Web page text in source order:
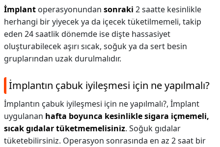
İmplant operasyonundan sonraki 2 saatte kesinlikle
herhangi bir yiyecek ya da içecek tüketilmemeli, takip
eden 24 saatlik dönemde ise dişte hassasiyet
oluşturabilecek aşırı sıcak, soğuk ya da sert besin
gruplarından uzak durulmalıdır.
İmplantın çabuk iyileşmesi için ne yapılmalı?
İmplantın çabuk iyileşmesi için ne yapılmalı?, İmplant
uygulanan hafta boyunca kesinlikle sigara içmemeli,
sıcak gıdalar tüketmemelisiniz. Soğuk gıdalar
tüketebilirsiniz. Operasyon sonrasında en az 2 saat bir